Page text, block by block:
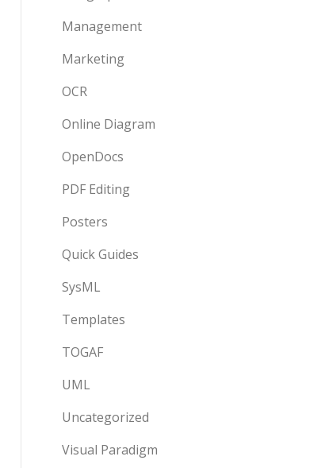
Management
Marketing
OCR
Online Diagram
OpenDocs
PDF Editing
Posters
Quick Guides
SysML
Templates
TOGAF
UML
Uncategorized
Visual Paradigm